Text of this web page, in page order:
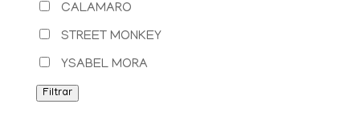
CALAMARO
STREET MONKEY
YSABEL MORA
Filtrar